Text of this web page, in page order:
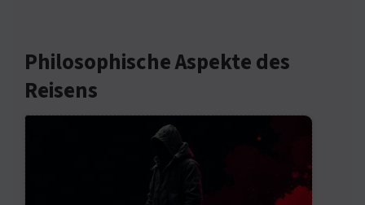
Philosophische Aspekte des
Reisens